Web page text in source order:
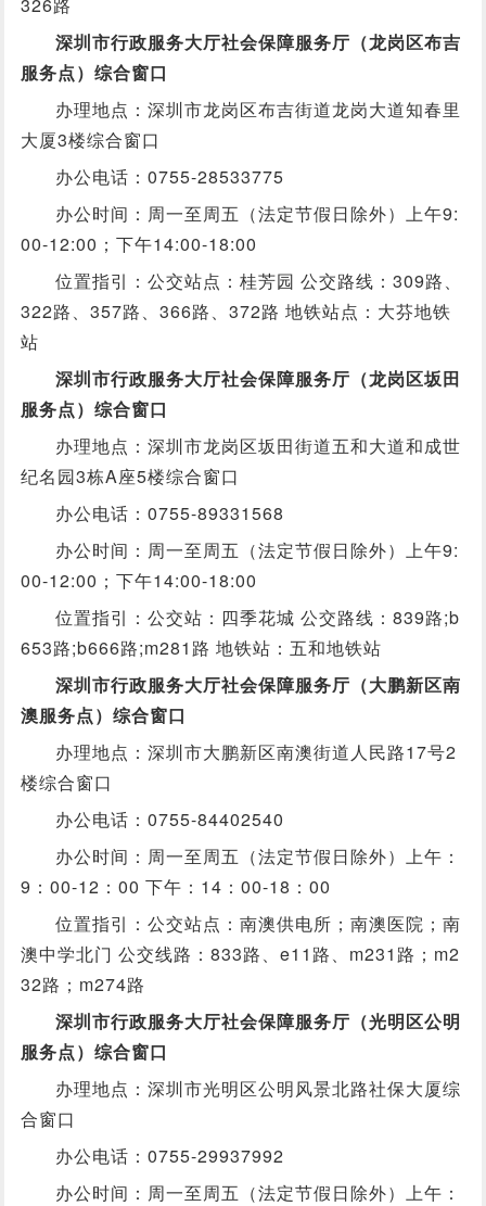
深圳市行政服务大厅社会保障服务厅（龙岗区布吉
服务点）综合窗口
办理地点：深圳市龙岗区布吉街道龙岗大道知春里
大厦3楼综合窗口
办公电话：0755-28533775
办公时间：周一至周五（法定节假日除外）上午9:
00-12:00；下午14:00-18:00
位置指引：公交站点：桂芳园 公交路线：309路、
322路、357路、366路、372路 地铁站点：大芬地铁
站
深圳市行政服务大厅社会保障服务厅（龙岗区坂田
服务点）综合窗口
办理地点：深圳市龙岗区坂田街道五和大道和成世
纪名园3栋A座5楼综合窗口
办公电话：0755-89331568
办公时间：周一至周五（法定节假日除外）上午9:
00-12:00；下午14:00-18:00
位置指引：公交站：四季花城 公交路线：839路;b
653路;b666路;m281路 地铁站：五和地铁站
深圳市行政服务大厅社会保障服务厅（大鹏新区南
澳服务点）综合窗口
办理地点：深圳市大鹏新区南澳街道人民路17号2
楼综合窗口
办公电话：0755-84402540
办公时间：周一至周五（法定节假日除外）上午：
9：00-12：00 下午：14：00-18：00
位置指引：公交站点：南澳供电所；南澳医院；南
澳中学北门 公交线路：833路、e11路、m231路；m2
32路；m274路
深圳市行政服务大厅社会保障服务厅（光明区公明
服务点）综合窗口
办理地点：深圳市光明区公明风景北路社保大厦综
合窗口
办公电话：0755-29937992
办公时间：周一至周五（法定节假日除外）上午：